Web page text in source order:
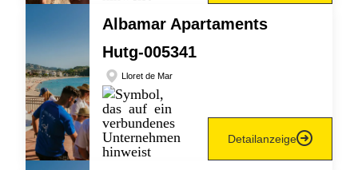
Albamar Apartaments
Hutg-005341
Lloret de Mar
Detailanzeige